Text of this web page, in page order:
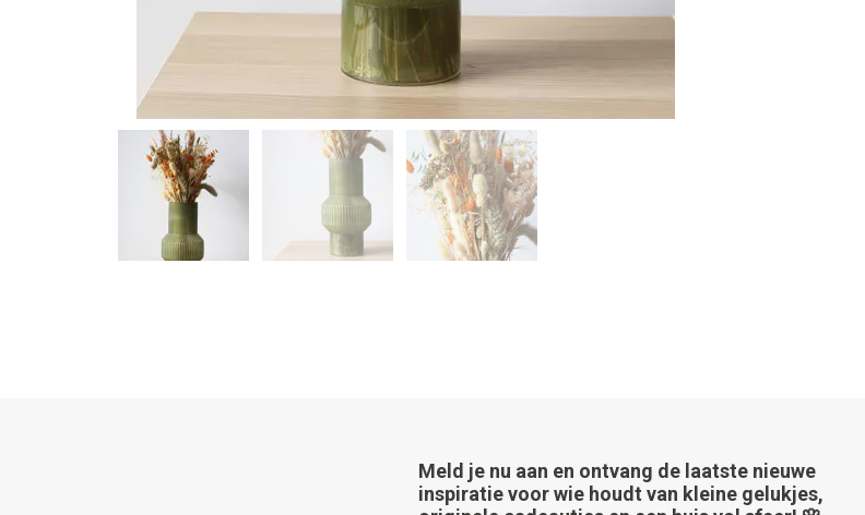
Meld je nu aan en ontvang de laatste nieuwe
inspiratie voor wie houdt van kleine gelukjes,